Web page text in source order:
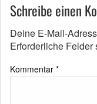
Schreibe einen
Deine E-Mail-
Erforderliche Felder
Kommentar *